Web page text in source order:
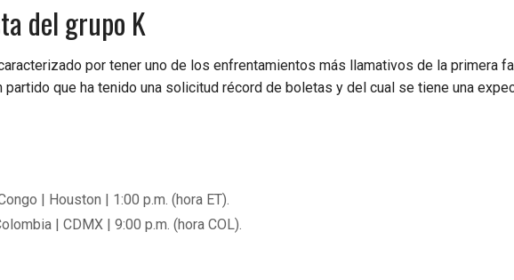
del grupo K
por tener uno de los enfrentamientos más llamativos de la primera
partido que ha tenido una solicitud récord de boletas y del cual se tiene una
| Houston | 1:00 p.m. (hora ET).
| CDMX | 9:00 p.m. (hora COL).